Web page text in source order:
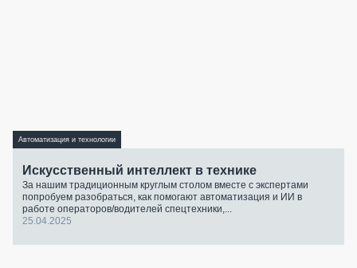
Автоматизация и технологии
Искусственный интеллект в технике
За нашим традиционным круглым столом вместе с экспертами
попробуем разобраться, как помогают автоматизация и ИИ в
работе операторов/водителей спецтехники,...
25.04.2025